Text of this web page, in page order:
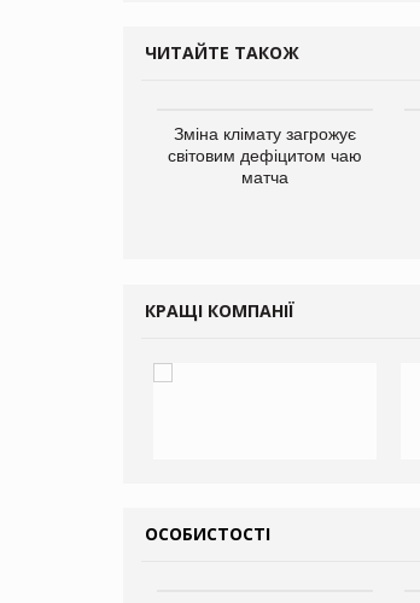
ЧИТАЙТЕ ТАКОЖ
Зміна клімату загрожує
світовим дефіцитом чаю
матча
КРАЩІ КОМПАНІЇ
ОСОБИСТОСТІ